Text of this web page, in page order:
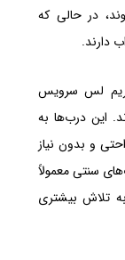
در حالی که
دارند.
لس سرویس
این درب‌ها به
و بدون نیاز
سنتی معمولاً
تلاش بیشتری